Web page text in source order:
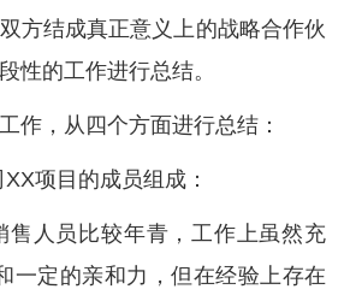
方结成真正意义上的战略合作伙
性的工作进行总结。
作，从四个方面进行总结：
项目的成员组成：
售人员比较年青，工作上虽然充
一定的亲和力，但在经验上存在